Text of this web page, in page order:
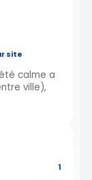
site
calme a
ville),
1